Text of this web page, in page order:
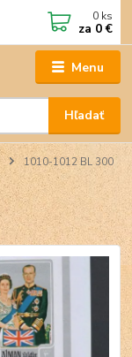
Menu
Hľadať
0 ks
za 0 €
1010-1012 BL 300